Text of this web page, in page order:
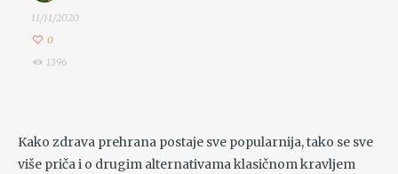
11/11/2020
0
1396
Kako zdrava prehrana postaje sve popularnija, tako se sve
više priča i o drugim alternativama klasičnom kravljem